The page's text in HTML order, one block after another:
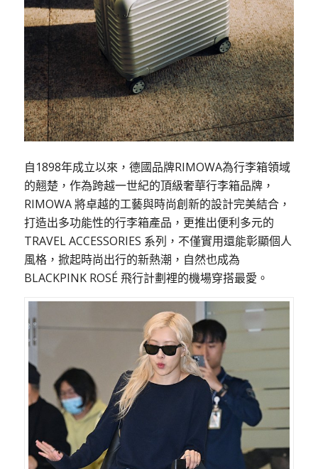
自1898年成立以來，德國品牌RIMOWA為行李箱領域
的翹楚，作為跨越一世紀的頂級奢華行李箱品牌，
RIMOWA 將卓越的工藝與時尚創新的設計完美結合，
打造出多功能性的行李箱產品，更推出便利多元的
TRAVEL ACCESSORIES 系列，不僅實用還能彰顯個人
風格，掀起時尚出行的新熱潮，自然也成為
BLACKPINK ROSÉ 飛行計劃裡的機場穿搭最愛。